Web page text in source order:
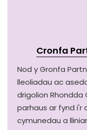
Cronfa
Nod y Gronfa
lleoliadau ac
drigolion Rhondda
parhaus ar fynd i'r
cymunedau a